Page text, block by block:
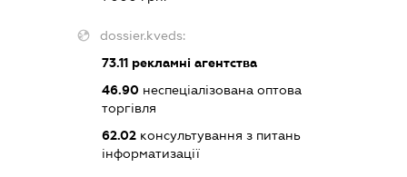
dossier.kveds:
73.11рекламні агентства
46.90неспеціалізована оптова
торгівля
62.02консультування з питань
інформатизації